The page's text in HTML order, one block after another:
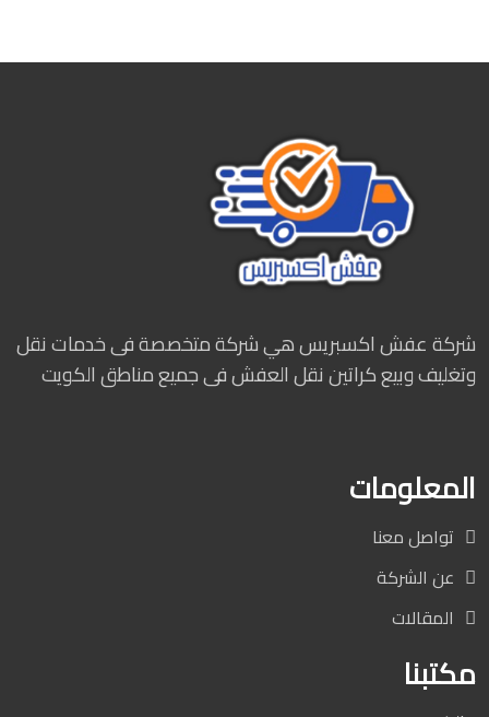
شركة عفش اكسبريس هي شركة متخصصة فى خدمات نقل
وتغليف وبيع كراتين نقل العفش فى جميع مناطق الكويت
المعلومات
تواصل معنا
عن الشركة
المقالات
مكتبنا